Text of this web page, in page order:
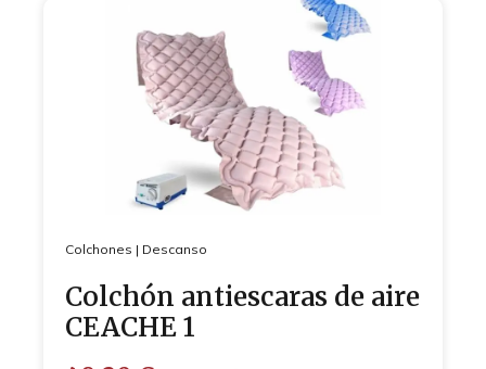
Colchones | Descanso
Colchón antiescaras de aire
CEACHE 1